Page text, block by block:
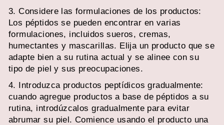
3. Considere las formulaciones de los productos:
Los péptidos se pueden encontrar en varias
formulaciones, incluidos sueros, cremas,
humectantes y mascarillas. Elija un producto que se
adapte bien a su rutina actual y se alinee con su
tipo de piel y sus preocupaciones.
4. Introduzca productos peptídicos gradualmente:
cuando agregue productos a base de péptidos a su
rutina, introdúzcalos gradualmente para evitar
abrumar su piel. Comience usando el producto una